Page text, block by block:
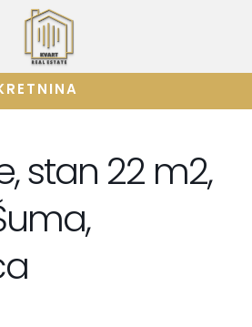
stan 22 m2,